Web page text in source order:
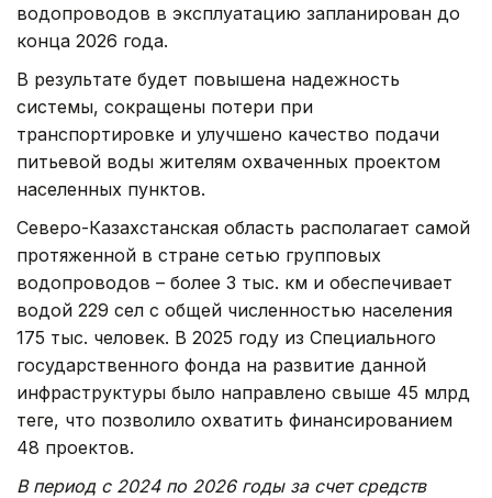
водопроводов в эксплуатацию запланирован до
конца 2026 года.
В результате будет повышена надежность
системы, сокращены потери при
транспортировке и улучшено качество подачи
питьевой воды жителям охваченных проектом
населенных пунктов.
Северо-Казахстанская область располагает самой
протяженной в стране сетью групповых
водопроводов – более 3 тыс. км и обеспечивает
водой 229 сел с общей численностью населения
175 тыс. человек. В 2025 году из Специального
государственного фонда на развитие данной
инфраструктуры было направлено свыше 45 млрд
теңге, что позволило охватить финансированием
48 проектов.
В период с 2024 по 2026 годы за счет средств